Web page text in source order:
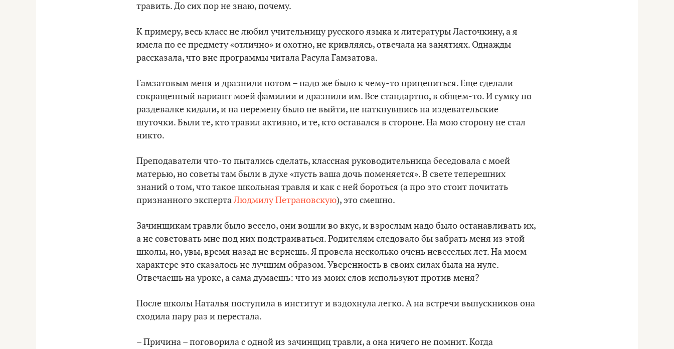
травить. До сих пор не знаю, почему.
К примеру, весь класс не любил учительницу русского языка и литературы Ласточкину, а я
имела по ее предмету «отлично» и охотно, не кривляясь, отвечала на занятиях. Однажды
рассказала, что вне программы читала Расула Гамзатова.
Гамзатовым меня и дразнили потом – надо же было к чему-то прицепиться. Еще сделали
сокращенный вариант моей фамилии и дразнили им. Все стандартно, в общем-то. И сумку по
раздевалке кидали, и на перемену было не выйти, не наткнувшись на издевательские
шуточки. Были те, кто травил активно, и те, кто оставался в стороне. На мою сторону не стал
никто.
Преподаватели что-то пытались сделать, классная руководительница беседовала с моей
матерью, но советы там были в духе «пусть ваша дочь поменяется». В свете теперешних
знаний о том, что такое школьная травля и как с ней бороться (а про это стоит почитать
признанного экспертаЛюдмилу Петрановскую), это смешно.
Зачинщикам травли было весело, они вошли во вкус, и взрослым надо было останавливать их,
а не советовать мне под них подстраиваться. Родителям следовало бы забрать меня из этой
школы, но, увы, время назад не вернешь. Я провела несколько очень невеселых лет. На моем
характере это сказалось не лучшим образом. Уверенность в своих силах была на нуле.
Отвечаешь на уроке, а сама думаешь: что из моих слов используют против меня?
После школы Наталья поступила в институт и вздохнула легко. А на встречи выпускников она
сходила пару раз и перестала.
– Причина – поговорила с одной из зачинщиц травли, а она ничего не помнит. Когда